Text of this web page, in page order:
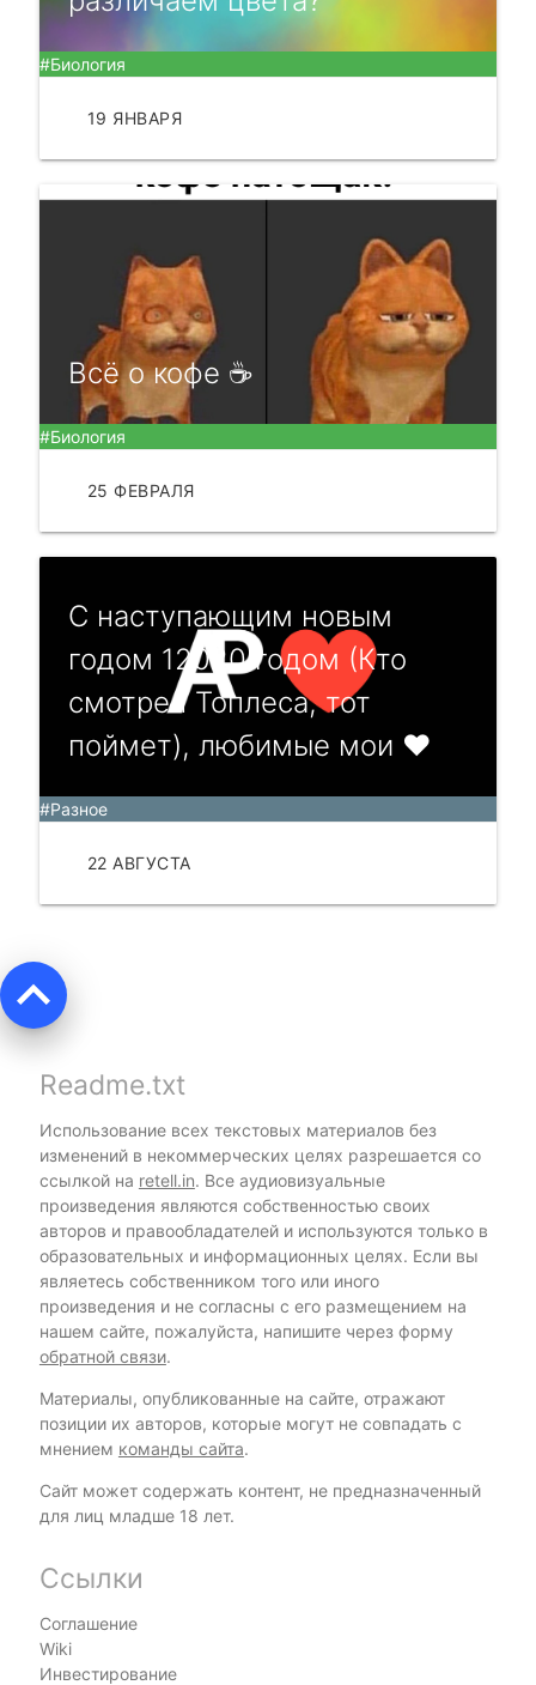
#Биология
19 ЯНВАРЯ
Всё о кофе ☕
#Биология
25 ФЕВРАЛЯ
С наступающим новым
годом 12020 годом (Кто
смотрел Топлеса, тот
поймет), любимые мои ❤
#Разное
22 АВГУСТА
keyboard_arrow_up
Readme.txt
Использование всех текстовых материалов без
изменений в некоммерческих целях разрешается со
ссылкой на retell.in. Все аудиовизуальные
произведения являются собственностью своих
авторов и правообладателей и используются только в
образовательных и информационных целях. Если вы
являетесь собственником того или иного
произведения и не согласны с его размещением на
нашем сайте, пожалуйста, напишите через форму
обратной связи.
Материалы, опубликованные на сайте, отражают
позиции их авторов, которые могут не совпадать с
мнением команды сайта.
Сайт может содержать контент, не предназначенный
для лиц младше 18 лет.
Ссылки
Соглашение
Wiki
Инвестирование